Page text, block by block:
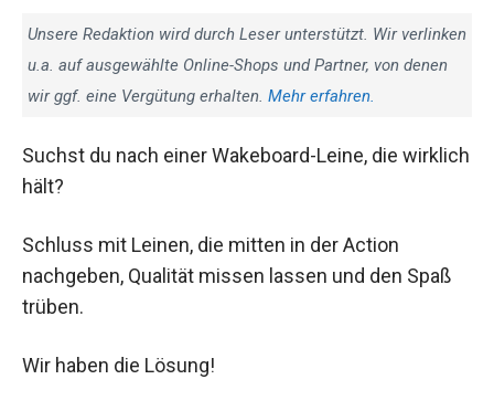
Unsere Redaktion wird durch Leser unterstützt. Wir verlinken
u.a. auf ausgewählte Online-Shops und Partner, von denen
wir ggf. eine Vergütung erhalten. Mehr erfahren.
Suchst du nach einer Wakeboard-Leine, die wirklich
hält?
Schluss mit Leinen, die mitten in der Action
nachgeben, Qualität missen lassen und den Spaß
trüben.
Wir haben die Lösung!